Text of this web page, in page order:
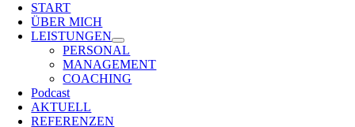
START
ÜBER MICH
LEISTUNGEN
PERSONAL
MANAGEMENT
COACHING
Podcast
AKTUELL
REFERENZEN